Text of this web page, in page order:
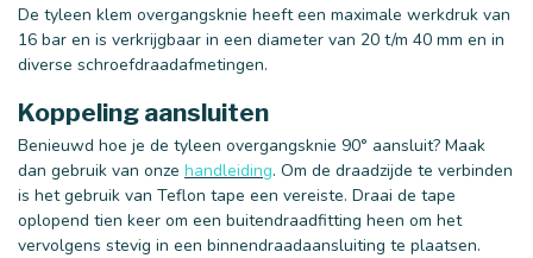
De tyleen klem overgangsknie heeft een maximale werkdruk van
16 bar en is verkrijgbaar in een diameter van 20 t/m 40 mm en in
diverse schroefdraadafmetingen.
Koppeling aansluiten
Benieuwd hoe je de tyleen overgangsknie 90° aansluit? Maak
dan gebruik van onze handleiding. Om de draadzijde te verbinden
is het gebruik van Teflon tape een vereiste. Draai de tape
oplopend tien keer om een buitendraadfitting heen om het
vervolgens stevig in een binnendraadaansluiting te plaatsen.